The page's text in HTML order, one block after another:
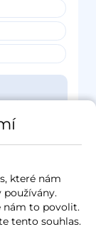
Kč
které nám
používány.
nám to povolit.
tento souhlas.